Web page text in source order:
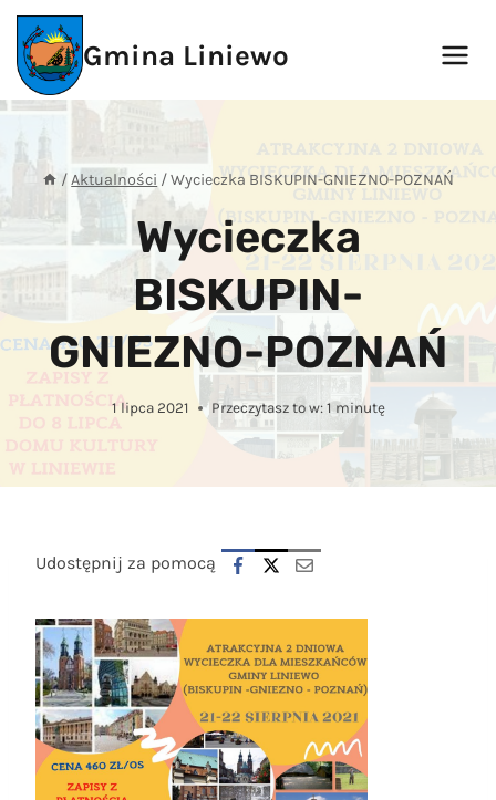
Przejdź
treści
Gmina Liniewo
/Aktualności /Wycieczka BISKUPIN-GNIEZNO-POZNAŃ
Wycieczka
BISKUPIN-
GNIEZNO-POZNAŃ
1 lipca 2021 Przeczytasz to w:1 minutę
Udostępnij za pomocą